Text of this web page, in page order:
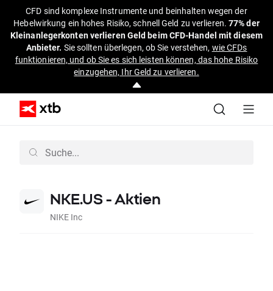
CFD sind komplexe Instrumente und beinhalten wegen der
Hebelwirkung ein hohes Risiko, schnell Geld zu verlieren.77% der
Kleinanlegerkonten verlieren Geld beim CFD-Handel mit diesem
Anbieter. Sie sollten überlegen, ob Sie verstehen, wie CFDs
funktionieren, und ob Sie es sich leisten können, das hohe Risiko
einzugehen, Ihr Geld zu verlieren.
NKE.US - Aktien
NIKE Inc